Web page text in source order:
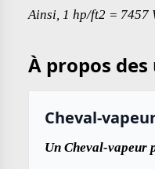
Ainsi, 1 hp/ft2 = 7457
À propos
Cheval-
Un Cheval-vapeur